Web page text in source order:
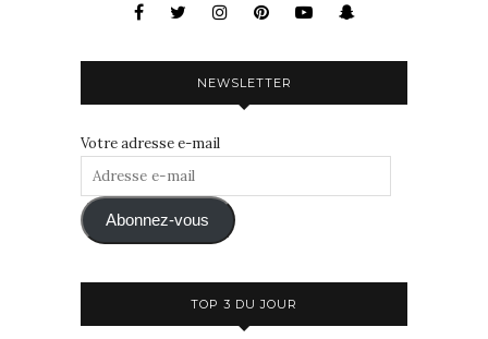
NEWSLETTER
Votre adresse e-mail
Adresse
mail Abonnez-vous
TOP 3 DU JOUR